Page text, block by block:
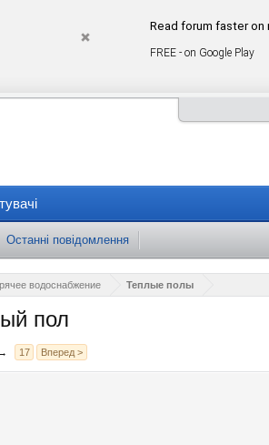
Read forum faster on
FREE - on Google Play
водоснабжение Теплые полы
пол
→ 17 Вперед >
Останні повідомлення